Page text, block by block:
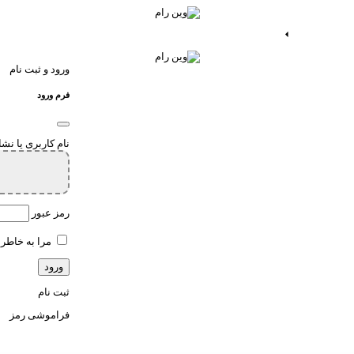
ورود و ثبت نام
فرم ورود
نام کاربری یا
رمز عبور
مرا به
ثبت نام
فراموشی رمز